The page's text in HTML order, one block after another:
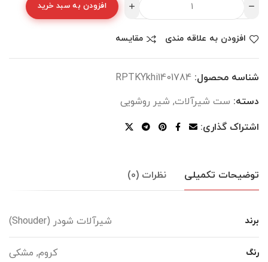
افزودن به سبد خرید
افزودن به علاقه مندی مقایسه
شناسه محصول: RPTKYkhi1401784
دسته: ست شیرآلات, شیر روشویی
اشتراک گذاری:
توضیحات تکمیلی نظرات (0)
برند شیرآلات شودر (Shouder)
رنگ کروم, مشکی